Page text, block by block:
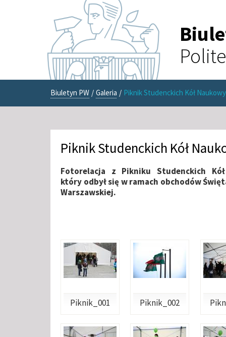
Biuletyn PW / Galeria / Piknik Studenckich Kół
Piknik Studenckich Kół
Fotorelacja z Pikniku Studenckich
który odbył się w ramach obchodów
Warszawskiej.
Piknik_001 Piknik_002